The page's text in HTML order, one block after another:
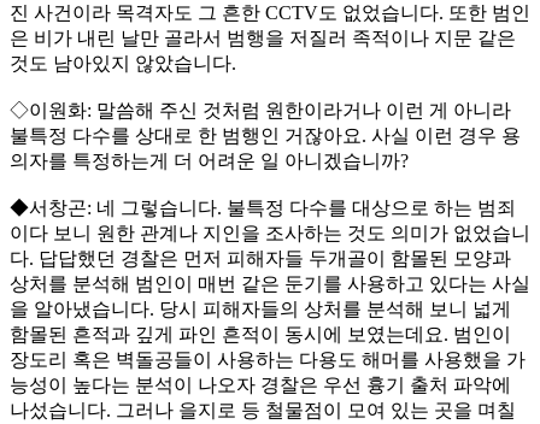
진 사건이라 목격자도 그 흔한 CCTV도 없었습니다. 또한 범인
은 비가 내린 날만 골라서 범행을 저질러 족적이나 지문 같은
것도 남아있지 않았습니다.
◇이원화: 말씀해 주신 것처럼 원한이라거나 이런 게 아니라
불특정 다수를 상대로 한 범행인 거잖아요. 사실 이런 경우 용
의자를 특정하는게 더 어려운 일 아니겠습니까?
◆서창곤: 네 그렇습니다. 불특정 다수를 대상으로 하는 범죄
이다 보니 원한 관계나 지인을 조사하는 것도 의미가 없었습니
다. 답답했던 경찰은 먼저 피해자들 두개골이 함몰된 모양과
상처를 분석해 범인이 매번 같은 둔기를 사용하고 있다는 사실
을 알아냈습니다. 당시 피해자들의 상처를 분석해 보니 넓게
함몰된 흔적과 깊게 파인 흔적이 동시에 보였는데요. 범인이
장도리 혹은 벽돌공들이 사용하는 다용도 해머를 사용했을 가
능성이 높다는 분석이 나오자 경찰은 우선 흉기 출처 파악에
나섰습니다. 그러나 을지로 등 철물점이 모여 있는 곳을 며칠